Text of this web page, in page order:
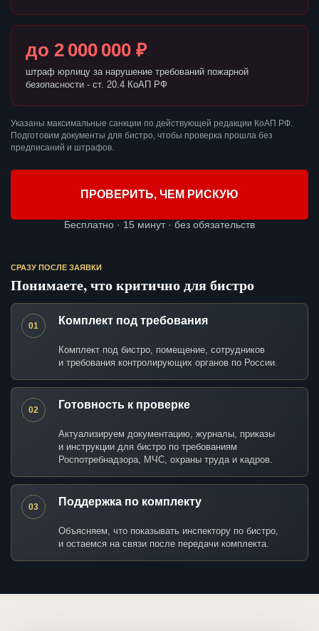
до 2 000 000 ₽
штраф юрлицу за нарушение требований пожарной
безопасности - ст. 20.4 КоАП РФ
Указаны максимальные санкции по действующей редакции КоАП РФ.
Подготовим документы для бистро, чтобы проверка прошла без
предписаний и штрафов.
ПРОВЕРИТЬ, ЧЕМ РИСКУЮ
Бесплатно · 15 минут · без обязательств
СРАЗУ ПОСЛЕ ЗАЯВКИ
Понимаете, что критично для бистро
01 Комплект под требования
Комплект под бистро, помещение, сотрудников
и требования контролирующих органов по России.
02 Готовность к проверке
Актуализируем документацию, журналы, приказы
и инструкции для бистро по требованиям
Роспотребнадзора, МЧС, охраны труда и кадров.
03 Поддержка по комплекту
Объясняем, что показывать инспектору по бистро,
и остаемся на связи после передачи комплекта.